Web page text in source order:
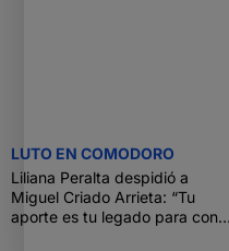
LUTO EN COMODORO
Liliana Peralta despidió a
Miguel Criado Arrieta: “Tu
aporte es tu legado para con